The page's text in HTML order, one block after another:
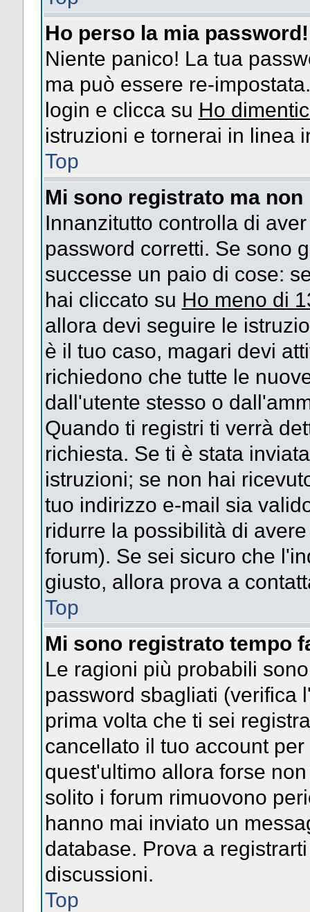
Ho perso la mia password!
Niente panico! La tua
ma può essere re-
login e clicca su Ho
istruzioni e tornerai in linea
Top
Mi sono registrato ma
Innanzitutto controlla di
password corretti. Se sono
successe un paio di cose:
hai cliccato su Ho meno di
allora devi seguire le
è il tuo caso, magari devi
richiedono che tutte le
dall'utente stesso o
Quando ti registri ti verrà
richiesta. Se ti è stata
istruzioni; se non hai
tuo indirizzo e-mail sia
ridurre la possibilità di
forum). Se sei sicuro che
giusto, allora prova a
Top
Mi sono registrato tempo
Le ragioni più probabili
password sbagliati (verifica
prima volta che ti sei
cancellato il tuo account
quest'ultimo allora forse
solito i forum rimuovono
hanno mai inviato un
database. Prova a
discussioni.
Top